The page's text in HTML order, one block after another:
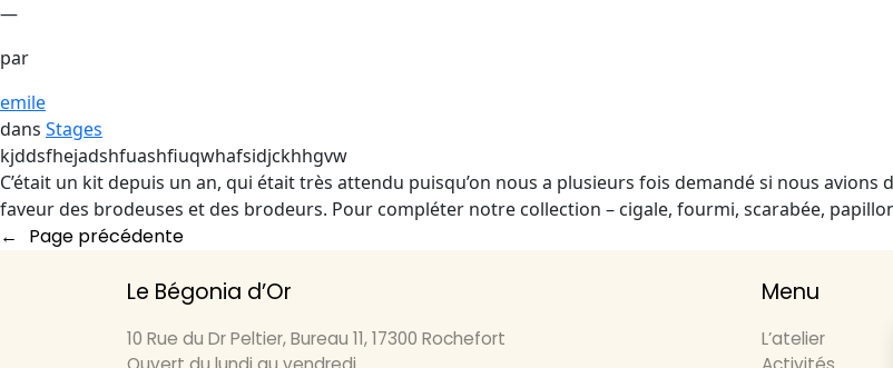
—
par
emile
dans Stages
kjddsfhejadshfuashfiuqwhafsidjckhhgvw
C’était un kit depuis un an, qui était très attendu puisqu’on nous a plusieurs fois demandé si nous avions
faveur des brodeuses et des brodeurs. Pour compléter notre collection – cigale, fourmi, scarabée,
← Page précédente
Le Bégonia d’Or
10 Rue du Dr Peltier, Bureau 11, 17300 Rochefort
Menu
L’atelier